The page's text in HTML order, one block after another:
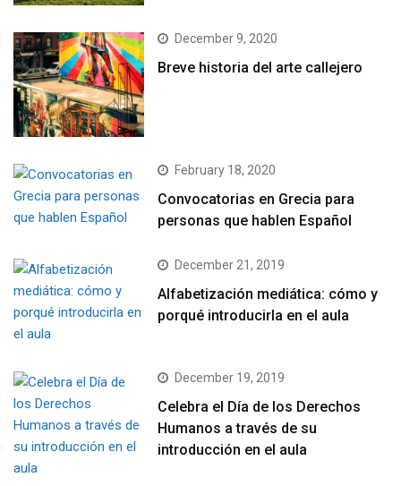
December 9, 2020
Breve historia del arte callejero
February 18, 2020
Convocatorias en Grecia para
personas que hablen Español
December 21, 2019
Alfabetización mediática: cómo y
porqué introducirla en el aula
December 19, 2019
Celebra el Día de los Derechos
Humanos a través de su
introducción en el aula